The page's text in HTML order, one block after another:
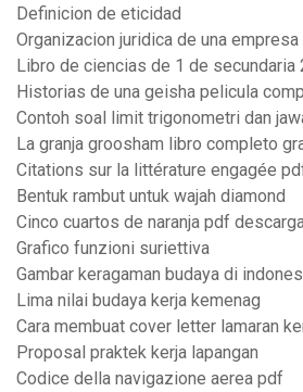
Definicion de eticidad
Organizacion juridica de una
Libro de ciencias de 1 de secundaria
Historias de una geisha pelicula
Contoh soal limit trigonometri dan
La granja groosham libro completo
Citations sur la littérature engagée
Bentuk rambut untuk wajah diamond
Cinco cuartos de naranja pdf
Grafico funzioni suriettiva
Gambar keragaman budaya di
Lima nilai budaya kerja kemenag
Cara membuat cover letter lamaran
Proposal praktek kerja lapangan
Codice della navigazione aerea pdf